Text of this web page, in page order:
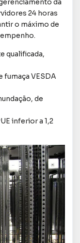
da
24 horas
o máximo de
qualificada,
fumaça VESDA
de
inferior a 1,2